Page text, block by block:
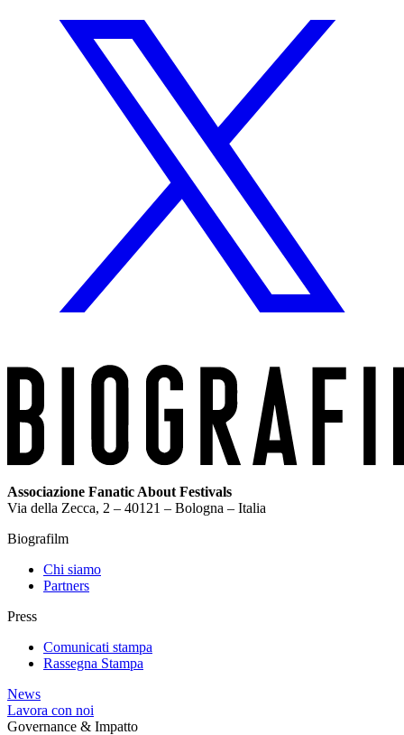
Associazione Fanatic About Festivals
Via della Zecca, 2 – 40121 – Bologna – Italia
Biografilm
Chi siamo
Partners
Press
Comunicati stampa
Rassegna Stampa
News
Lavora con noi
Governance & Impatto